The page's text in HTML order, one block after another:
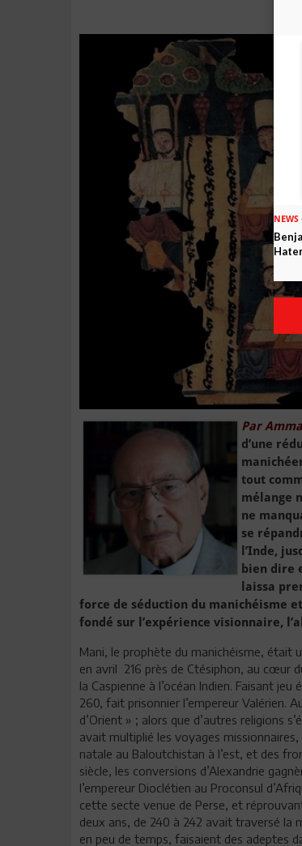
Par
d’une
tout
mélange
ne
se
l’Inde,
bien dire
laissa
force de séduction du manichéisme
fondé sur l’expérience visionnaire,
Mani, le prophète du manichéisme, était
en avril 216 près de Ctésiphon, au cœur
la Caspienne à l’océan Indien. Faisant
260, fait prisonnier l’empereur Valérien.
d’Orient » ; alors que d’autres religions
avait multiplié les voyages
natale au Baloutchistan à l’est, et des
siècle, les conversions d’Alexandrie
l’empereur Dioclétien au Proconsul
cette secte venue de Perse, et
deux ans, de 240 à 242 avait traversé la
en peu de temps, faisaient des adeptes
NEWS